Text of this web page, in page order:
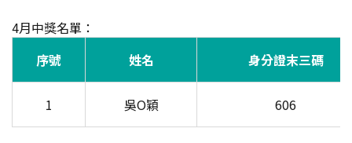
4月中獎名單：
序號
姓名 身分證末三碼
1 吳O穎 606